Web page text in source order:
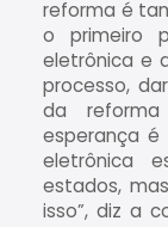
reforma é
o primeiro
eletrônica e
processo,
da
esperança
eletrônica
estados,
isso”, diz a